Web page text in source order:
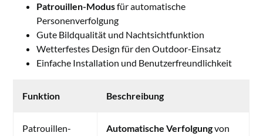
Patrouillen-Modusfür automatische
Personenverfolgung
Gute Bildqualität und Nachtsichtfunktion
Wetterfestes Design für den Outdoor-Einsatz
Einfache Installation und Benutzerfreundlichkeit
Funktion Beschreibung
Patrouillen-
Automatische Verfolgungvon